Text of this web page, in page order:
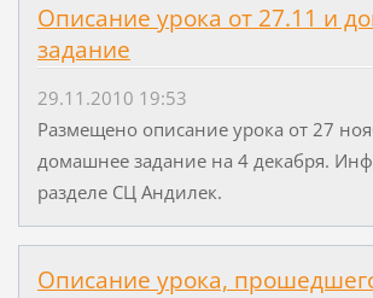
Описание урока от 27.11 и
задание
29.11.2010 19:53
Размещено описание урока от 27
домашнее задание на 4 декабря.
разделе СЦ Андилек.
Описание урока,